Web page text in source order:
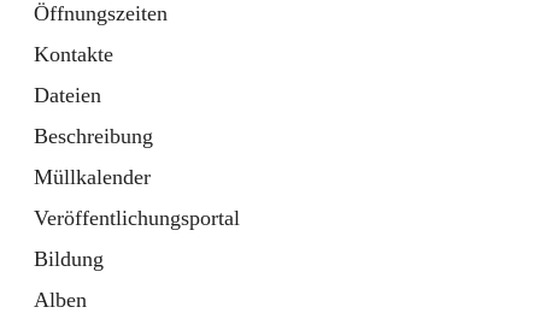
Öffnungszeiten
Kontakte
Dateien
Beschreibung
Müllkalender
Veröffentlichungsportal
Bildung
Alben
Soziales
1 Schnellzugriff